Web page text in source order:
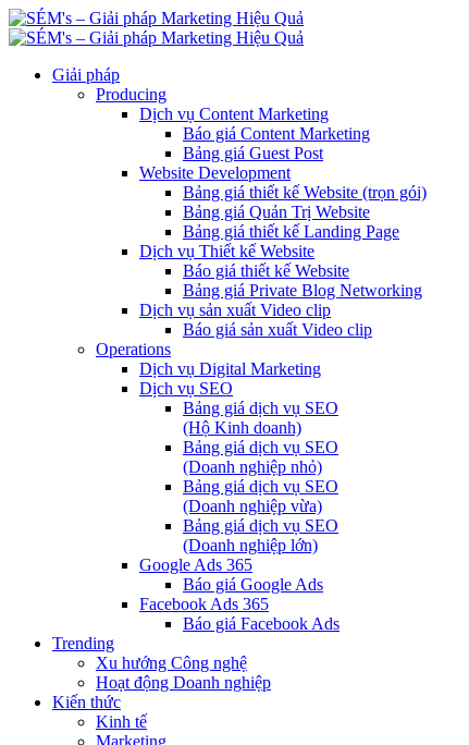
Giải pháp
Producing
Dịch vụ Content Marketing
Báo giá Content Marketing
Bảng giá Guest Post
Website Development
Bảng giá thiết kế Website (trọn gói)
Bảng giá Quản Trị Website
Bảng giá thiết kế Landing Page
Dịch vụ Thiết kế Website
Báo giá thiết kế Website
Bảng giá Private Blog Networking
Dịch vụ sản xuất Video clip
Báo giá sản xuất Video clip
Operations
Dịch vụ Digital Marketing
Dịch vụ SEO
Bảng giá dịch vụ SEO
(Hộ Kinh doanh)
Bảng giá dịch vụ SEO
(Doanh nghiệp nhỏ)
Bảng giá dịch vụ SEO
(Doanh nghiệp vừa)
Bảng giá dịch vụ SEO
(Doanh nghiệp lớn)
Google Ads 365
Báo giá Google Ads
Facebook Ads 365
Báo giá Facebook Ads
Trending
Xu hướng Công nghệ
Hoạt động Doanh nghiệp
Kiến thức
Kinh tế
Marketing